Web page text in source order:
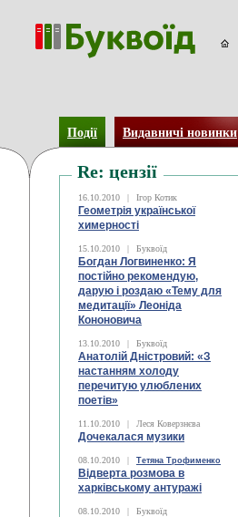
Події Видавничі новинки
Re: цензії
16.10.2010 | Ігор Котик
Геометрія української
химерності
15.10.2010 | Буквоїд
Богдан Логвиненко: Я
постійно рекомендую,
дарую і роздаю «Тему для
медитації» Леоніда
Кононовича
13.10.2010 | Буквоїд
Анатолій Дністровий: «З
настанням холоду
перечитую улюблених
поетів»
11.10.2010 | Леся Коверзнєва
Дочекалася музики
08.10.2010 | Тетяна Трофименко
Відверта розмова в
харківському антуражі
08.10.2010 | Буквоїд